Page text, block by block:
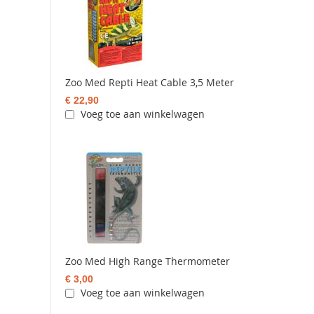
Zoo Med Repti Heat Cable 3,5 Meter
€ 22,90
Voeg toe aan winkelwagen
Zoo Med High Range Thermometer
€ 3,00
Voeg toe aan winkelwagen